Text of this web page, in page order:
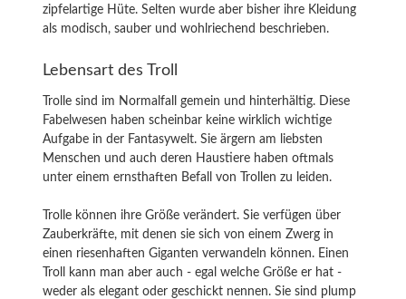
zipfelartige Hüte. Selten wurde aber bisher ihre Kleidung
als modisch, sauber und wohlriechend beschrieben.
Lebensart des Troll
Trolle sind im Normalfall gemein und hinterhältig. Diese
Fabelwesen haben scheinbar keine wirklich wichtige
Aufgabe in der Fantasywelt. Sie ärgern am liebsten
Menschen und auch deren Haustiere haben oftmals
unter einem ernsthaften Befall von Trollen zu leiden.
Trolle können ihre Größe verändert. Sie verfügen über
Zauberkräfte, mit denen sie sich von einem Zwerg in
einen riesenhaften Giganten verwandeln können. Einen
Troll kann man aber auch - egal welche Größe er hat -
weder als elegant oder geschickt nennen. Sie sind plump